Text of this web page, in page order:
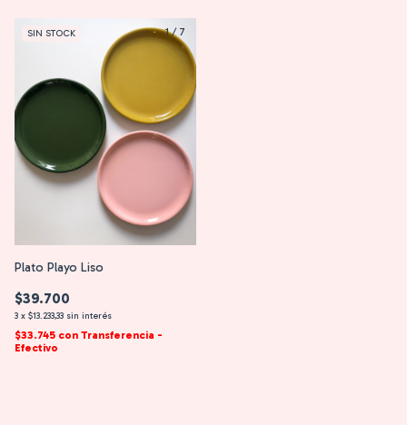
1/ 7
SIN STOCK
Plato Playo Liso
$39.700
3 x $13.233,33 sin interés
$33.745 con Transferencia -
Efectivo